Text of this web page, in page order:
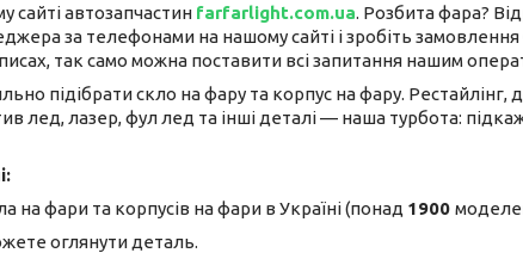
сайті автозапчастин farfarlight.com.ua. Розбита фара?
за телефонами на нашому сайті і зробіть замовлення
так само можна поставити всі запитання нашим
підібрати скло на фару та корпус на фару. Рестайлінг,
лед, лазер, фул лед та інші деталі — наша турбота:
фари та корпусів на фари в Україні (понад 1900
оглянути деталь.